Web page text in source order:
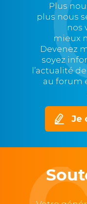
Plus
plus nous
nos
mieux
Devenez
soyez
l’actualité
au forum
Je